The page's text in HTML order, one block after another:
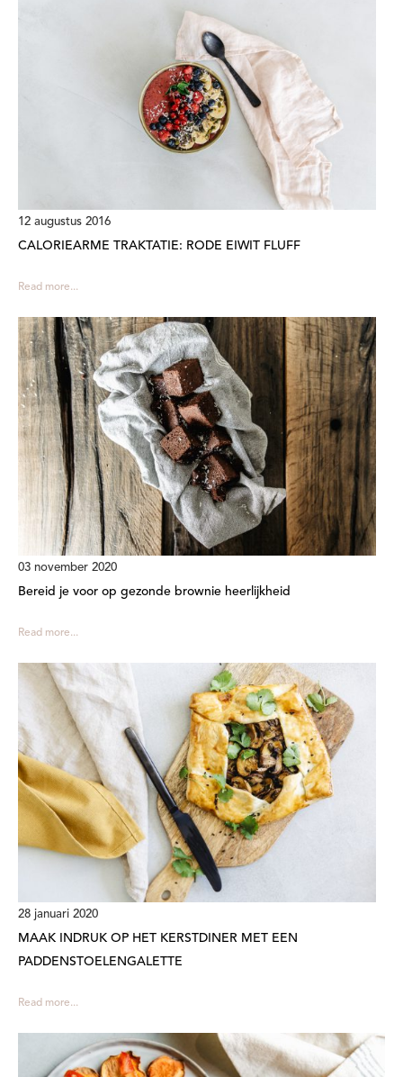
12 augustus 2016
CALORIEARME TRAKTATIE: RODE EIWIT FLUFF
Read more...
03 november 2020
Bereid je voor op gezonde brownie heerlijkheid
Read more...
28 januari 2020
MAAK INDRUK OP HET KERSTDINER MET EEN
PADDENSTOELENGALETTE
Read more...